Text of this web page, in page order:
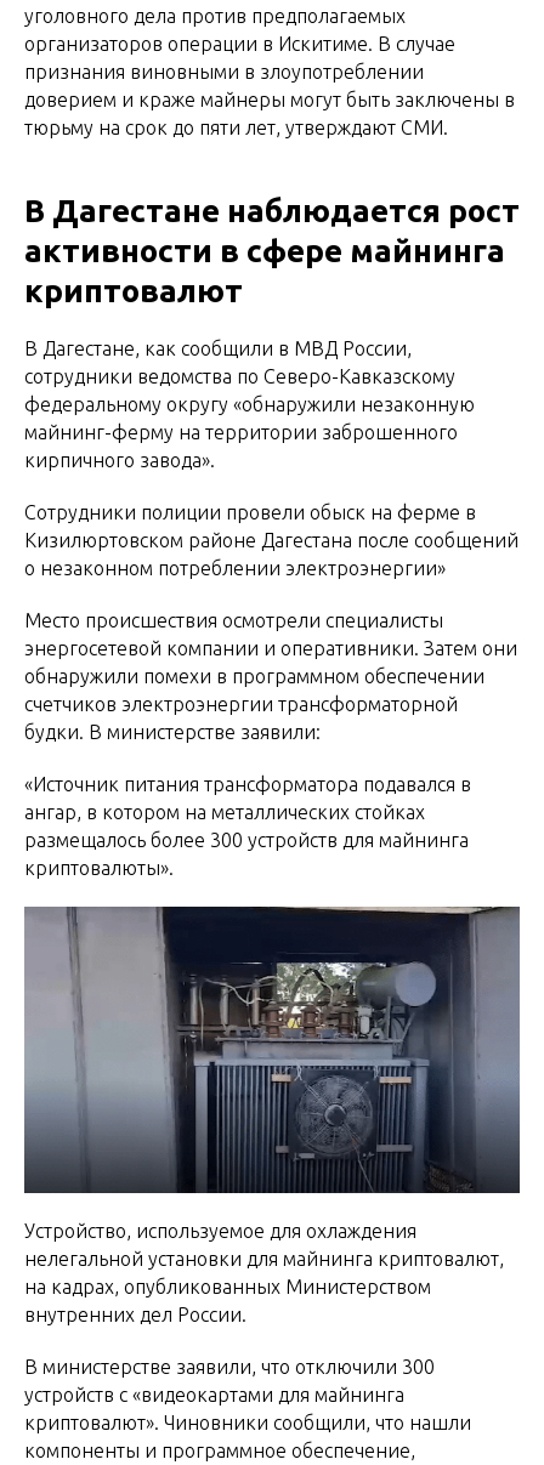
уголовного дела против предполагаемых
организаторов операции в Искитиме. В случае
признания виновными в злоупотреблении
доверием и краже майнеры могут быть заключены в
тюрьму на срок до пяти лет, утверждают СМИ.
В Дагестане наблюдается рост
активности в сфере майнинга
криптовалют
В Дагестане, как сообщили в МВД России,
сотрудники ведомства по Северо-Кавказскому
федеральному округу «обнаружили незаконную
майнинг-ферму на территории заброшенного
кирпичного завода».
Сотрудники полиции провели обыск на ферме в
Кизилюртовском районе Дагестана после сообщений
о незаконном потреблении электроэнергии»
Место происшествия осмотрели специалисты
энергосетевой компании и оперативники. Затем они
обнаружили помехи в программном обеспечении
счетчиков электроэнергии трансформаторной
будки. В министерстве заявили:
«Источник питания трансформатора подавался в
ангар, в котором на металлических стойках
размещалось более 300 устройств для майнинга
криптовалюты».
Устройство, используемое для охлаждения
нелегальной установки для майнинга криптовалют,
на кадрах, опубликованных Министерством
внутренних дел России.
В министерстве заявили, что отключили 300
устройств с «видеокартами для майнинга
криптовалют». Чиновники сообщили, что нашли
компоненты и программное обеспечение,